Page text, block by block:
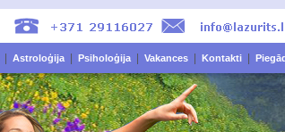
Astroloģija Psiholoģija Vakances Kontakti